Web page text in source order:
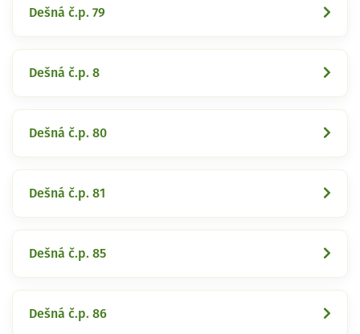
Dešná č.p. 79
Dešná č.p. 8
Dešná č.p. 80
Dešná č.p. 81
Dešná č.p. 85
Dešná č.p. 86